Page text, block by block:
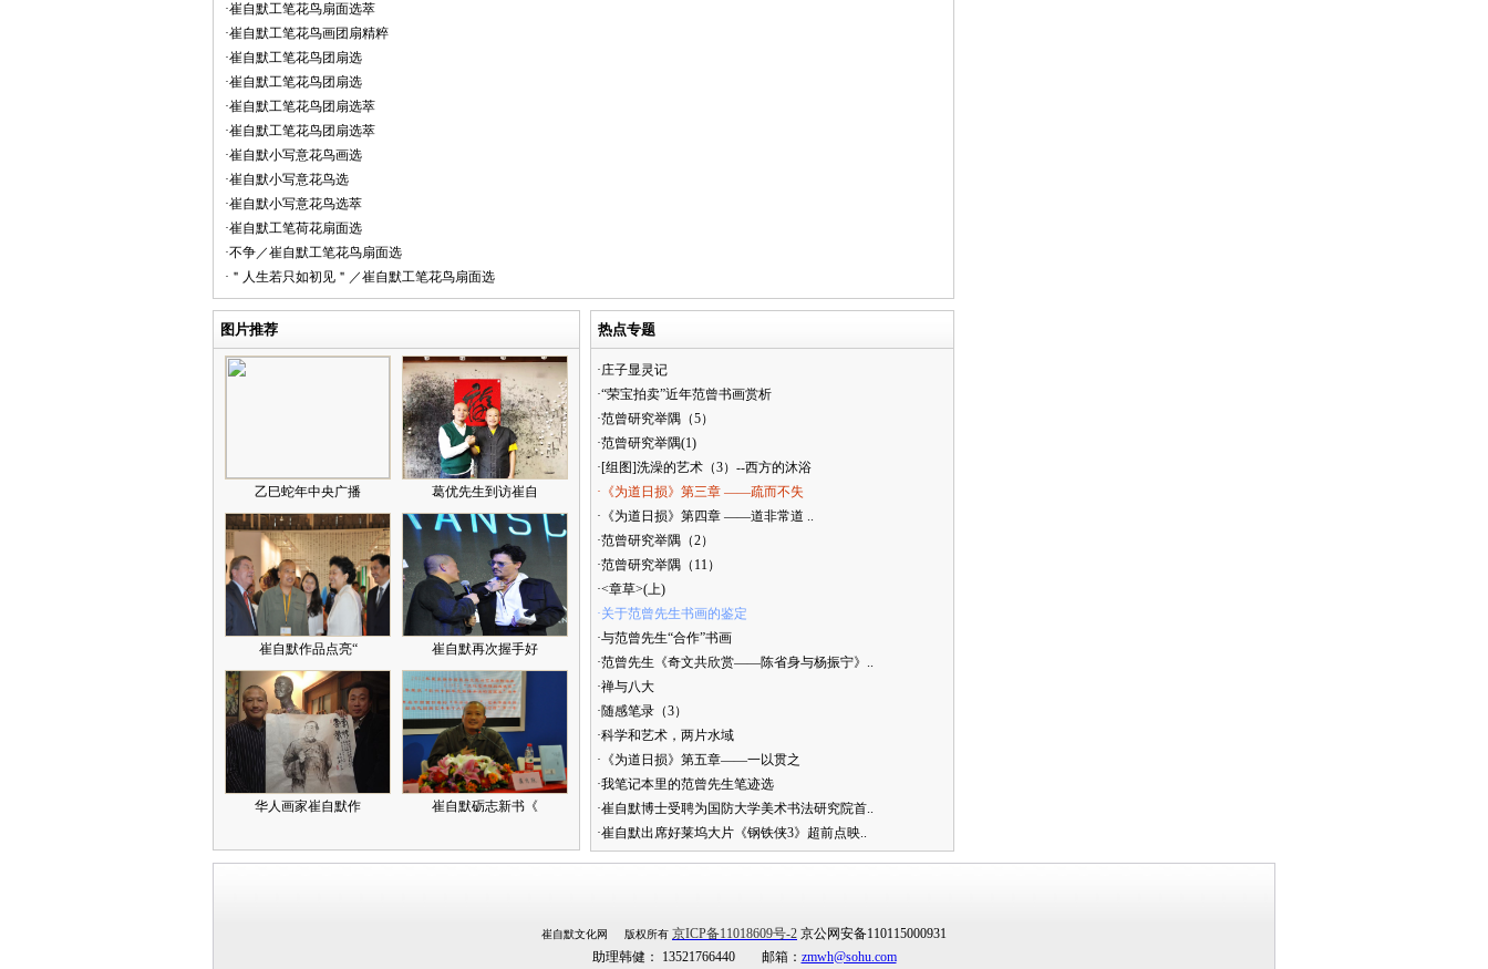
·崔自默工笔花鸟扇面选萃
·崔自默工笔花鸟画团扇精粹
·崔自默工笔花鸟团扇选
·崔自默工笔花鸟团扇选
·崔自默工笔花鸟团扇选萃
·崔自默工笔花鸟团扇选萃
·崔自默小写意花鸟画选
·崔自默小写意花鸟选
·崔自默小写意花鸟选萃
·崔自默工笔荷花扇面选
·不争／崔自默工笔花鸟扇面选
·＂人生若只如初见＂／崔自默工笔花鸟扇面选
图片推荐
乙巳蛇年中央广播 葛优先生到访崔自
崔自默作品点亮“ 崔自默再次握手好
华人画家崔自默作 崔自默砺志新书《
热点专题
·庄子显灵记
·“荣宝拍卖”近年范曾书画赏析
·范曾研究举隅（5）
·范曾研究举隅(1)
·[组图]洗澡的艺术（3）--西方的沐浴
·《为道日损》第三章 ——疏而不失
·《为道日损》第四章 ——道非常道 ..
·范曾研究举隅（2）
·范曾研究举隅（11）
·<章草>(上)
·关于范曾先生书画的鉴定
·与范曾先生“合作”书画
·范曾先生《奇文共欣赏——陈省身与杨振宁》..
·禅与八大
·随感笔录（3）
·科学和艺术，两片水域
·《为道日损》第五章——一以贯之
·我笔记本里的范曾先生笔迹选
·崔自默博士受聘为国防大学美术书法研究院首..
·崔自默出席好莱坞大片《钢铁侠3》超前点映..
崔自默文化网 版权所有 京ICP备11018609号-2 京公网安备110115000931
助理韩健： 13521766440 邮箱： zmwh@sohu.com